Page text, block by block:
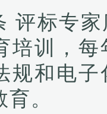
评标专
培训，
规和电
。